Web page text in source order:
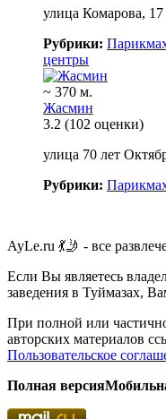
улица Комарова, 17
Рубрики:
центры
~ 370 м.
Жасмин
3.2 (102 оценки)
улица 70 лет
Рубрики:
AyLe.ru 💃🤳 - все
Если Вы являетесь
заведения в Туймазах,
При полной или
авторских материалов
Пользовательское
Полная версия